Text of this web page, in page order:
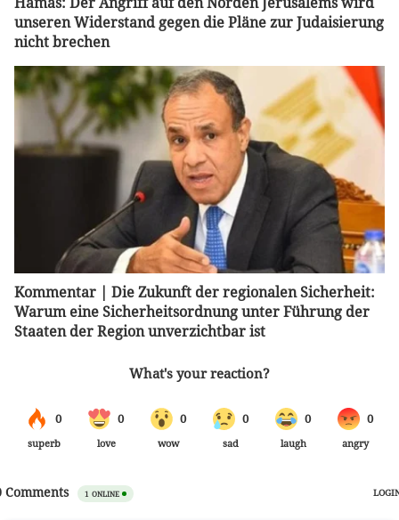
unseren Widerstand gegen die Pläne zur Judaisierung
nicht brechen
Kommentar | Die Zukunft der regionalen Sicherheit:
Warum eine Sicherheitsordnung unter Führung der
Staaten der Region unverzichtbar ist